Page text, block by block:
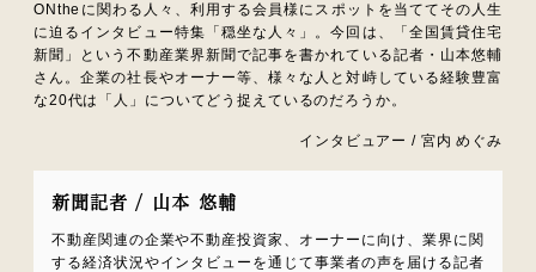
ONtheに関わる人々、利用する会員様にスポットを当ててその人生
に迫るインタビュー特集「穏坐な人々」。今回は、「全国賃貸住宅
新聞」という不動産業界新聞で記事を書かれている記者・山本悠輔
さん。企業の社長やオーナー等、様々な人と対峙している経験豊富
な20代は「人」についてどう捉えているのだろうか。
インタビュアー / 宮内 めぐみ
新聞記者 / 山本 悠輔
不動産関連の企業や不動産投資家、オーナーに向け、業界に関
する経済状況やインタビューを通じて事業者の声を届ける記者